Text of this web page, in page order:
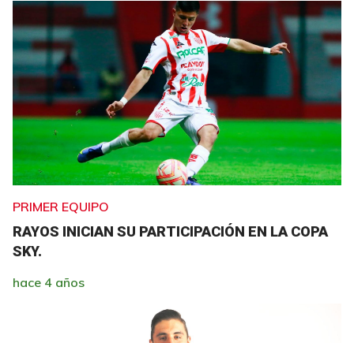
PRIMER EQUIPO
RAYOS INICIAN SU PARTICIPACIÓN EN LA COPA
SKY.
hace 4 años